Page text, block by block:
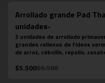
Arrollado grande Pad
unidades-
3 unidades de arrollado
grandes rellenos de fideos
de arroz, cebollín, repollo,
salsa chilli dulce
$5.500$6.500